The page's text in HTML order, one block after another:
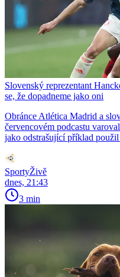
Slovenský reprezentant
se, že dopadneme jako oni
Obránce Atlética Madrid a
červencovém podcastu
jako odstrašující příklad použil
SportyŽivě
dnes, 21:43
3 min